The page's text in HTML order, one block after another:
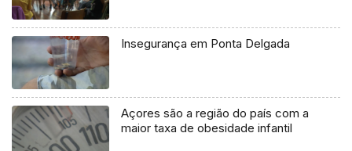
Insegurança em Ponta Delgada
Açores são a região do país com a
maior taxa de obesidade infantil